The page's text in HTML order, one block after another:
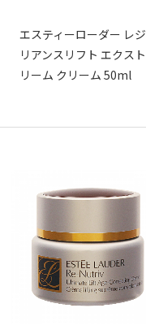
エスティーローダー レジ
リアンスリフト エクスト
リーム クリーム 50ml